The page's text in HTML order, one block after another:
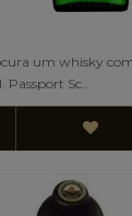
um whisky
Passport Sc..